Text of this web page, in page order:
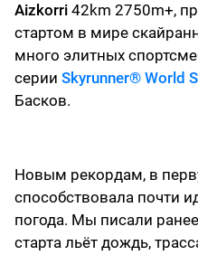
Aizkorri 42km 2750m+,
стартом в мире
много элитных
серии Skyrunner® World
Басков.
Новым рекордам, в
способствовала почти
погода. Мы писали
старта льёт дождь,